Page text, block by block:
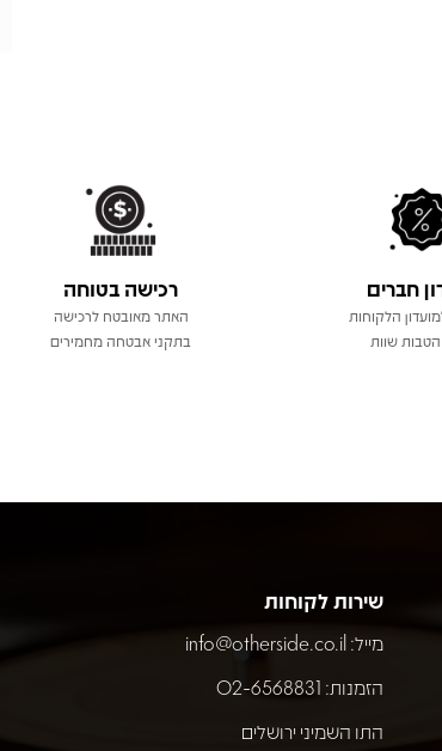
חברים
הלקוחות
הטבות שוות
רכישה בטוחה
האתר מאובטח לרכישה
בתקני אבטחה מחמירים
שירות לקוחות
מייל: info@otherside.co.il
הזמנות: 02-6568831
התו השמיני ירושלים